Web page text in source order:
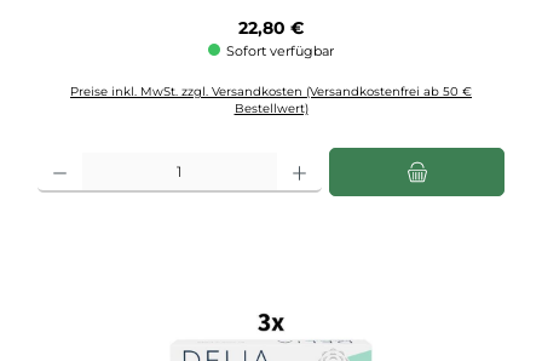
Regulärer Preis:
22,80 €
Sofort verfügbar
Preise inkl. MwSt. zzgl. Versandkosten (Versandkostenfrei ab 50 €
Bestellwert)
Produkt Anzahl: Gib den gewünschten Wert ein oder benutze die Schaltflächen